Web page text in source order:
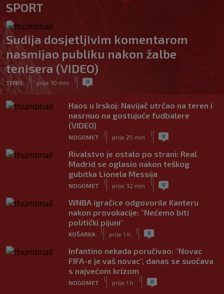
SPORT
Sudija dosjetljivim komentarom
nasmijao publiku nakon žalbe
tenisera (VIDEO)
TENIS
|
prije 10 min
| 0
Haos u Irskoj: Navijač utrčao na teren i
nasrnuo na gostujuće fudbalere
(VIDEO)
NOGOMET
|
prije 25 min
| 0
Rivalstvo je ostalo po strani: Real
Madrid se oglasio nakon teškog
gubitka Lionela Messija
NOGOMET
|
prije 32 min
| 0
WNBA igračice odgovorile Kanteru
nakon provokacije: "Nećemo biti
politički pijuni"
KOŠARKA
|
prije 1 h
| 0
Infantino nekada poručivao: "Novac
FIFA-e je vaš novac", danas se suočava
s najvećom krizom
NOGOMET
|
prije 1 h
| 0